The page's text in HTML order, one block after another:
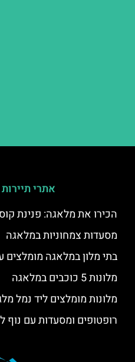
אתרי
הכירו את מלאגה: פנינת
מסעדות צמחוניות במלאגה
בתי מלון במלאגה מומלצים
מלונות 5 כוכבים במלאגה
מלונות מומלצים ליד נמל
רופטופים ומסעדות עם נוף